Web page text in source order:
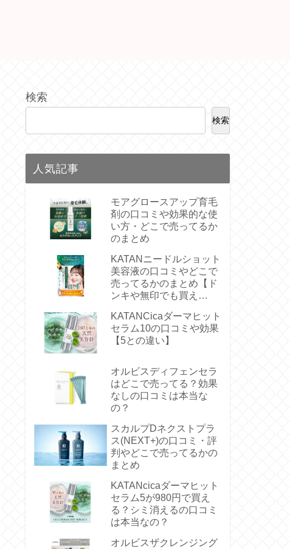
検索
検索
人気記事
モアグロースアップ育毛
剤の口コミや効果的な使
い方・どこで売ってるか
のまとめ
KATANニードルショット
美容液の口コミやどこで
売ってるかのまとめ【ド
ンキや無印でも買え
KATANCicaダーマヒット
セラム10の口コミや効果
【5との違い】
オルビスディフェンセラ
はどこで売ってる？効果
なしの口コミは本当な
の？
スカルプDネクストプラ
ス(NEXT+)の口コミ・評
判やどこで売ってるかの
まとめ
KATANcicaダーマヒット
セラム5が980円で買え
る？シミ消えるの口コミ
は本当なの？
オルビスザクレンジング